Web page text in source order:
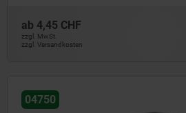
ab 4,45 CHF
zzgl. MwSt.
zzgl. Versandkosten
04750